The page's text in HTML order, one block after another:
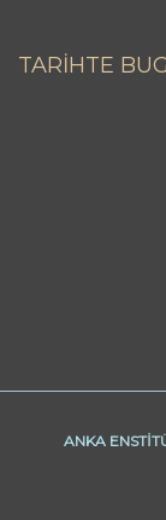
TARİHTE
ANKA